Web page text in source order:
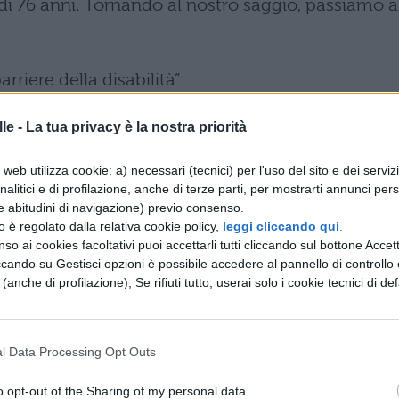
- La tua privacy è la nostra priorità
utilizza cookie: a) necessari (tecnici) per l'uso del sito e dei
e di profilazione, anche di terze parti, per mostrarti annunci
abitudini di navigazione) previo consenso.
è regolato dalla relativa cookie policy, leggi cliccando qui
ai cookies facoltativi puoi accettarli tutti cliccando sul bottone
su Gestisci opzioni è possibile accedere al pannello di controllo
di profilazione); Se rifiuti tutto, userai solo i cookie tecnici di
Data Processing Opt Outs
opt-out of the Sharing of my personal data.
76 anni. Tornando al nostro saggio, passiamo
della disabilità”
Hawking: introduzione
giovanissimo, all’età di 20 anni, gli era stata
progressivamente le funzioni vitali, gli
malattia non gli impedì di iscriversi
uno degli scienziati più brillanti degli ultimi
Dopo la laurea iniziò a frequentare Jane,
un po’ si sposarono ed ebbero 3 figli.
seguita da infermieri e tutori con il compito